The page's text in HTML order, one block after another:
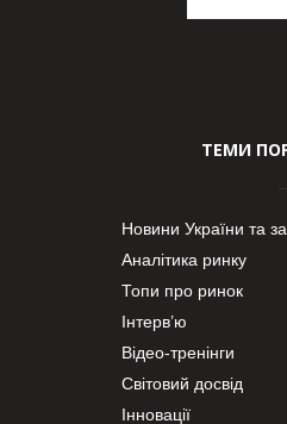
ТЕМИ
Новини України та
Аналітика ринку
Топи про ринок
Інтерв’ю
Відео-тренінги
Світовий досвід
Інновації